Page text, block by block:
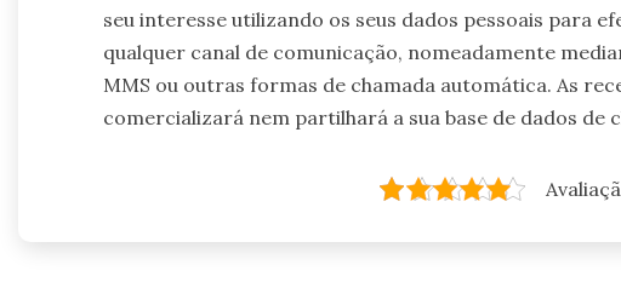
seu interesse utilizando os seus dados pessoais para
qualquer canal de comunicação, nomeadamente
MMS ou outras formas de chamada automática. As
comercializará nem partilhará a sua base de dados de